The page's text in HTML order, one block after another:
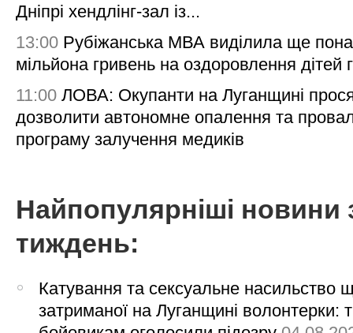
Дніпрі хендлінг-зал із...
13:00 Рубіжанська МВА виділила ще
мільйона гривень на оздоровлення дітей
11:00 ЛОВА: Окупанти на Луганщині
дозволити автономне опалення та
програму залучення медиків
Найпопулярніші новини
тиждень:
Катування та сексуальне насильство
затриманої на Луганщині волонтерки: